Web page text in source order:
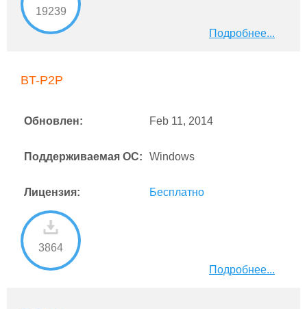
19239
Подробнее...
BT-P2P
Обновлен: Feb 11, 2014
Поддерживаемая ОС: Windows
Лицензия: Бесплатно
3864
Подробнее...